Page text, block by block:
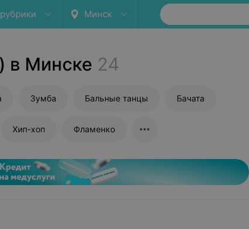
Минск
в Минске 24
Зумба Бальные танцы Бачата
Хип-хоп Фламенко